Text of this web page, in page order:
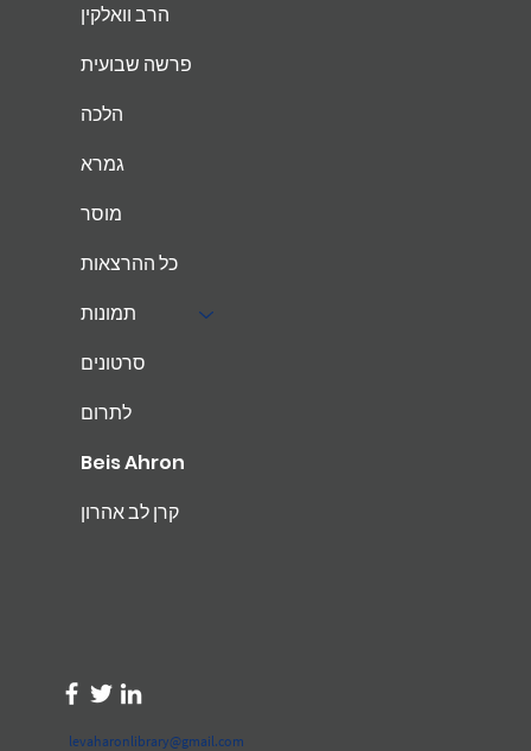
הרב וואלקין
פרשה שבועית
הלכה
גמרא
מוסר
כל ההרצאות
תמונות
סרטונים
לתרום
Beis Ahron
קרן לב אהרון
levaharonlibrary@gmail.com